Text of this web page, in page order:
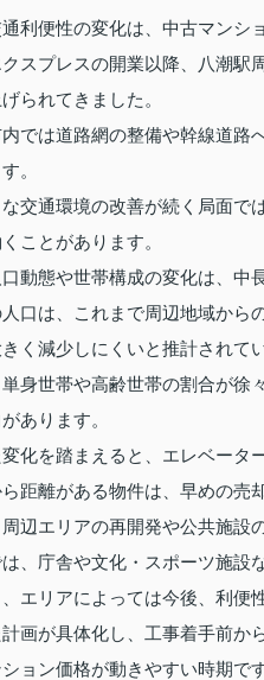
利便性の変化は、中古マンシ
スプレスの開業以降、八潮駅
られてきました。
内では道路網の整備や幹線道
。
交通環境の改善が続く局面で
ことがあります。
動態や世帯構成の変化は、中
口は、これまで周辺地域から
く減少しにくいと推計されて
身世帯や高齢世帯の割合が徐
あります。
化を踏まえると、エレベータ
距離がある物件は、早めの売
辺エリアの再開発や公共施設
、庁舎や文化・スポーツ施設
エリアによっては今後、利便
画が具体化し、工事着手前か
ョン価格が動きやすい時期です